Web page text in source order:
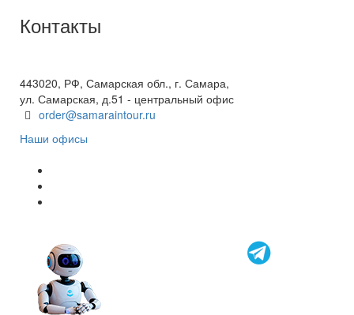
Контакты
443020, РФ, Самарская обл., г. Самара,
ул. Самарская, д.51 - центральный офис
order@samaraintour.ru
Наши офисы